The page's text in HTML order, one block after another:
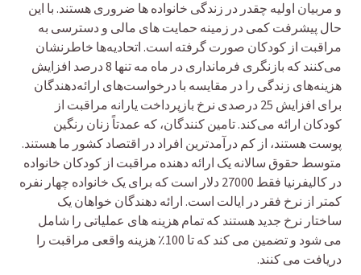
و مربیان اولیه چقدر در زندگی خانواده ها ضروری هستند. با این
حال پیشرفت کمی در زمینه حمایت های مالی و دسترسی به
مراقبت از کودکان صورت گرفته است. اتحادیه‌ها خاطرنشان
می‌کنند که بازنگری فرمانداری در ماه مه تنها 8 درصد افزایش
هزینه‌های زندگی را در مقایسه با درخواست‌های ارائه‌دهندگان
برای افزایش 25 درصدی نرخ بازپرداخت یارانه مراقبت از
کودکان ارائه می‌کند. تامین کنندگان، که عمدتاً زنان رنگین
پوست هستند، از کم درآمدترین افراد در اقتصاد کشور ما هستند.
متوسط حقوق سالانه یک ارائه دهنده مراقبت از کودکان خانواده
در کالیفرنیا فقط 27000 دلار است که برای یک خانواده چهار نفره
کمتر از نرخ فقر در ایالت است. ارائه دهندگان خواهان یک
ساختار نرخ جدید هستند که تمام هزینه های عملیاتی را شامل
می شود و تضمین می کند که تا 100٪ هزینه واقعی مراقبت را
دریافت می کنند.